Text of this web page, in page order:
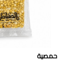
حمصية